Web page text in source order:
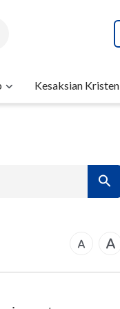
Kesaksian Kristen